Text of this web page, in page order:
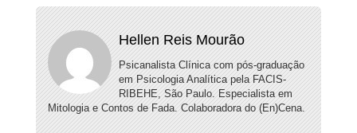
Hellen Reis Mourão
Psicanalista Clínica com pós-graduação
em Psicologia Analítica pela FACIS-
RIBEHE, São Paulo. Especialista em
Mitologia e Contos de Fada. Colaboradora do (En)Cena.